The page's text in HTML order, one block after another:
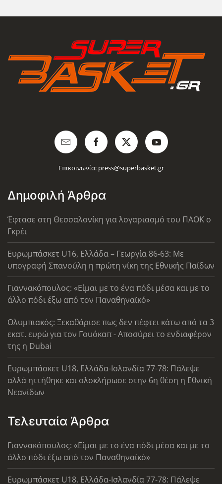
Επικοινωνία: press@superbasket.gr
Δημοφιλή Άρθρα
Έφτασε στη Θεσσαλονίκη για λογαριασμό του ΠΑΟΚ ο
Γκρέι
Ευρωμπάσκετ U16, Ελλάδα – Γεωργία 86-63: Με
υπογραφή Σπανούλη η πρώτη νίκη της Εθνικής Παίδων
Γιαννακόπουλος: «Είμαι με το ένα πόδι μέσα και με το
άλλο πόδι έξω από τον Παναθηναϊκό»
Ολυμπιακός: Ξεκαθάρισε πως δεν πέφτει κάτω από τα 3
εκατ. ευρώ για τον Γουόκαπ - Αποσύρει το ενδιαφέρον
της η Dubai
Ευρωμπάσκετ U18, Ελλάδα-Ισλανδία 77-78: Πάλεψε
αλλά ηττήθηκε και ολοκλήρωσε στην 6η θέση η Εθνική
Νεανίδων
Τελευταία Άρθρα
Γιαννακόπουλος: «Είμαι με το ένα πόδι μέσα και με το
άλλο πόδι έξω από τον Παναθηναϊκό»
Ευρωμπάσκετ U18, Ελλάδα-Ισλανδία 77-78: Πάλεψε